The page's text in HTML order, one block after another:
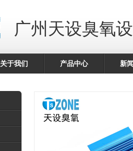
广州天设臭氧
关于我们 产品中心 新